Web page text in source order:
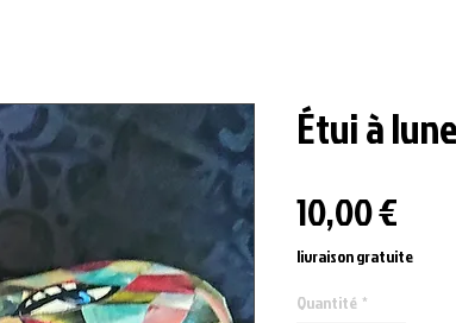
Étui à
10,00 €
livraison gratuite
Quantité *